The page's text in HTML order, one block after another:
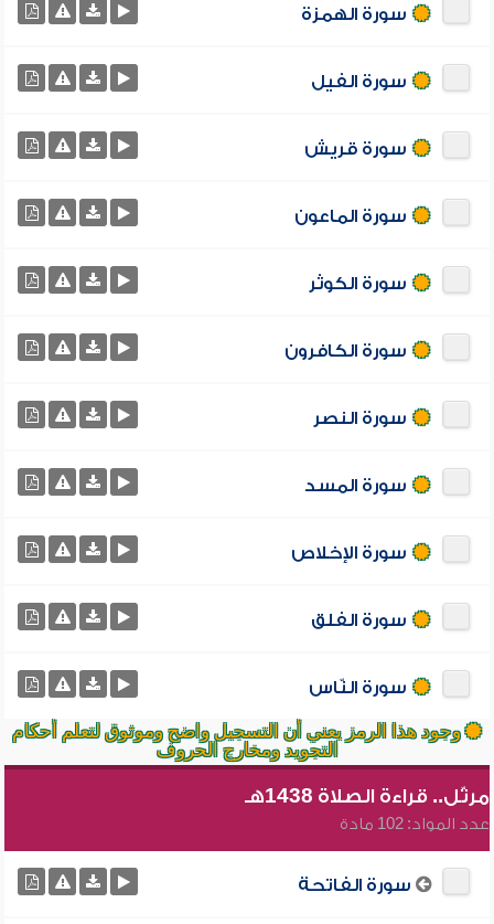
سورة الهمزة
سورة الفيل
سورة قريش
سورة الماعون
سورة الكوثر
سورة الكافرون
سورة النصر
سورة المسد
سورة الإخلاص
سورة الفلق
سورة النّاس
وجود هذا الرمز يعني أن التسجيل واضح وموثوق لتعلم أحكام
التجويد ومخارج الحروف
مرتّل.. قراءة الصلاة 1438هـ
عدد المواد: 102 مادة
سورة الفاتحة